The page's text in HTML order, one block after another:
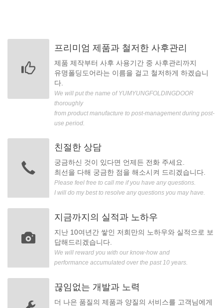
프리미엄 제품과 철저한 사후관리
제품 제작부터 사후 사용기간 중 사후관리까지
유명폴딩도어라는 이름을 걸고 철저하게 하겠습니
다.
We will put the name of YUMYUNGFOLDINGDOOR
thoroughly
from product manufacture to post-management during post-
use period.
친절한 상담
궁금하신 것이 있다면 언제든 전화 주세요.
최선을 다해 궁금한 점을 해소시켜 드리겠습니다.
Please feel free to call me if you have any questions.
I will do my best to resolve any questions you may have.
지금까지의 실적과 노하우
지난 10여년간 쌓인 저희만의 노하우와 실적으로 보
답해드리겠습니다.
We will reward you with our know-how and
performance accumulated over the past 10 years.
끊임없는 개발과 노력
더 나은 품질의 제품과 양질의 서비스를 고객님에게